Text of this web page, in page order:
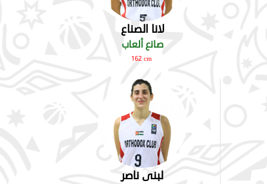
لانا الصناع
صانع ألعاب
162 cm
لبنى ناصر